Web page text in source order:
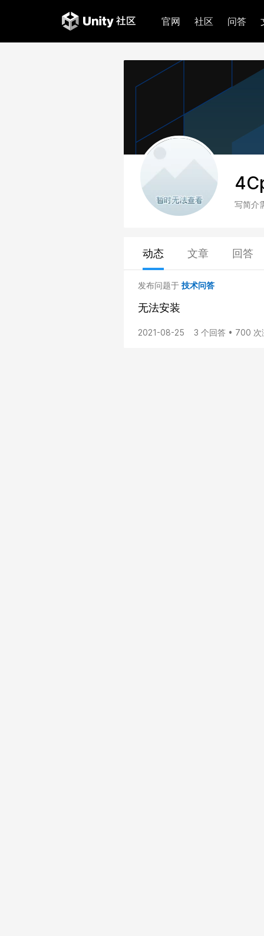
官网 社区 问答
写简介
动态 文章 回答
发布问题于 技术问答
无法安装
2021-08-25 3 个回答 • 700 次